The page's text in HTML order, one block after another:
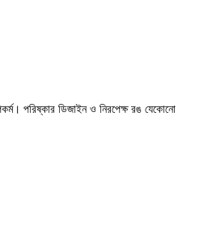
পরিষ্কার ডিজাইন ও নিরপেক্ষ রঙ যেকোনো